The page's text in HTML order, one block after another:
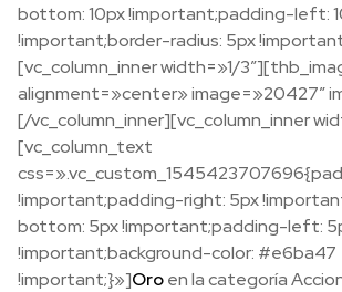
bottom: 10px !important;padding-left:
!important;border-radius: 5px
[vc_column_inner width=»1/
alignment=»center» image=»20427″
[/vc_column_inner][vc_column_inner
[vc_column_text
!important;padding-right: 5px
bottom: 5px !important;padding-left:
!important;background-color: #e6ba47
!important;}»]Oroen la categoría